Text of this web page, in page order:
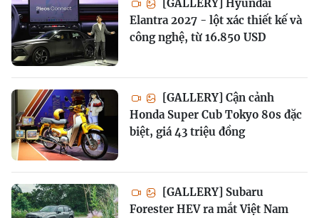
[GALLERY] Hyundai
Elantra 2027 - lột xác thiết kế và
công nghệ, từ 16.850 USD
[GALLERY] Cận cảnh
Honda Super Cub Tokyo 80s đặc
biệt, giá 43 triệu đồng
[GALLERY] Subaru
Forester HEV ra mắt Việt Nam